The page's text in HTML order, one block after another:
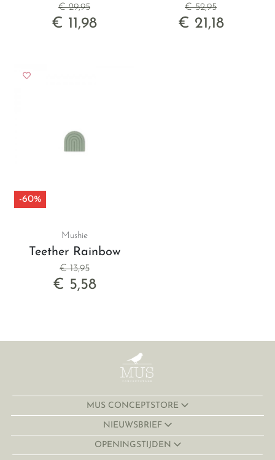
€ 29,95
€ 11,98
€ 52,95
€ 21,18
-60%
Mushie
Teether Rainbow
€ 13,95
€ 5,58
MUS CONCEPTSTORE
NIEUWSBRIEF
OPENINGSTIJDEN